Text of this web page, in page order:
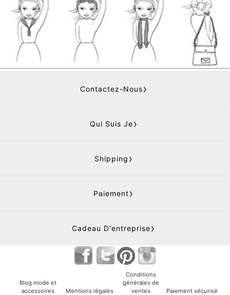
Contactez-Nous
Qui Suis Je
Shipping
Paiement
Cadeau D'entreprise
Blog mode et
accessoires
Mentions légales
Conditions
générales de
ventes
Paiement sécurisé